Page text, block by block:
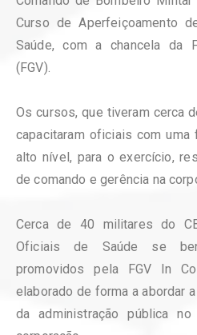
Curso de Aperfeiçoamento
Saúde, com a chancela da
(FGV).⁣
Os cursos, que tiveram cerca
capacitaram oficiais com uma
alto nível, para o exercício,
de comando e gerência na
Cerca de 40 militares do
Oficiais de Saúde se
promovidos pela FGV In
elaborado de forma a abordar
da administração pública